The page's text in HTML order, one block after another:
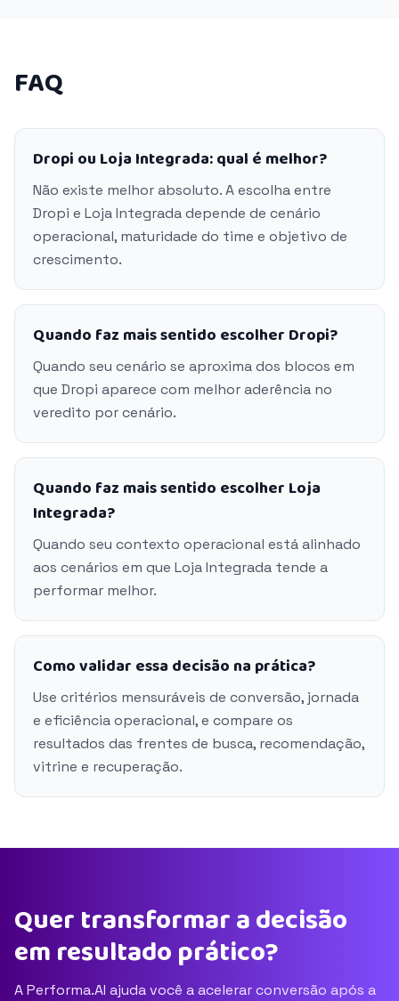
FAQ
Dropi ou Loja Integrada: qual é melhor?
Não existe melhor absoluto. A escolha entre
Dropi e Loja Integrada depende de cenário
operacional, maturidade do time e objetivo de
crescimento.
Quando faz mais sentido escolher Dropi?
Quando seu cenário se aproxima dos blocos em
que Dropi aparece com melhor aderência no
veredito por cenário.
Quando faz mais sentido escolher Loja
Integrada?
Quando seu contexto operacional está alinhado
aos cenários em que Loja Integrada tende a
performar melhor.
Como validar essa decisão na prática?
Use critérios mensuráveis de conversão, jornada
e eficiência operacional, e compare os
resultados das frentes de busca, recomendação,
vitrine e recuperação.
Quer transformar a decisão
em resultado prático?
A Performa.AI ajuda você a acelerar conversão após a